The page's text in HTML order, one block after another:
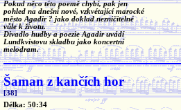
Pokud něco této poemě chybí, pak jen
pohled na dnešní nové, vzkvétající marocké
město Agadir ? jako doklad nezničitelné
vůle k životu.
Divadlo hudby a poezie Agadir uvádí
Lundkvistovu skladbu jako koncertní
melodram.
Šaman z kančích hor
[38]
Délka: 50:34